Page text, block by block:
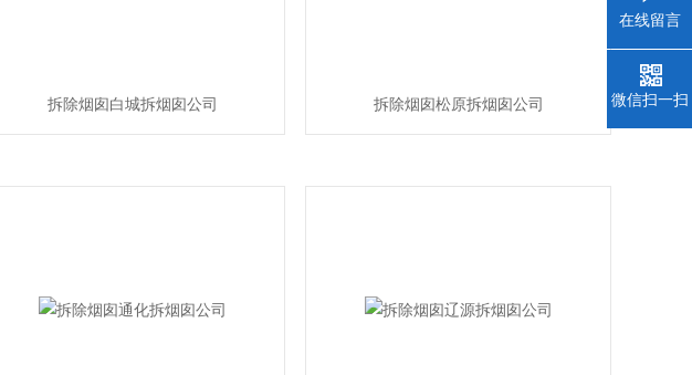
拆除烟囱白城拆烟囱公司 拆除烟囱松原拆烟囱公司
在线留言
微信扫一扫